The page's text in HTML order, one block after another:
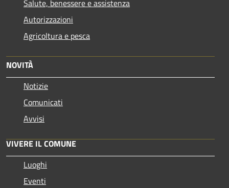
Salute, benessere e assistenza
Autorizzazioni
Agricoltura e pesca
NOVITÀ
Notizie
Comunicati
Avvisi
VIVERE IL COMUNE
Luoghi
Eventi